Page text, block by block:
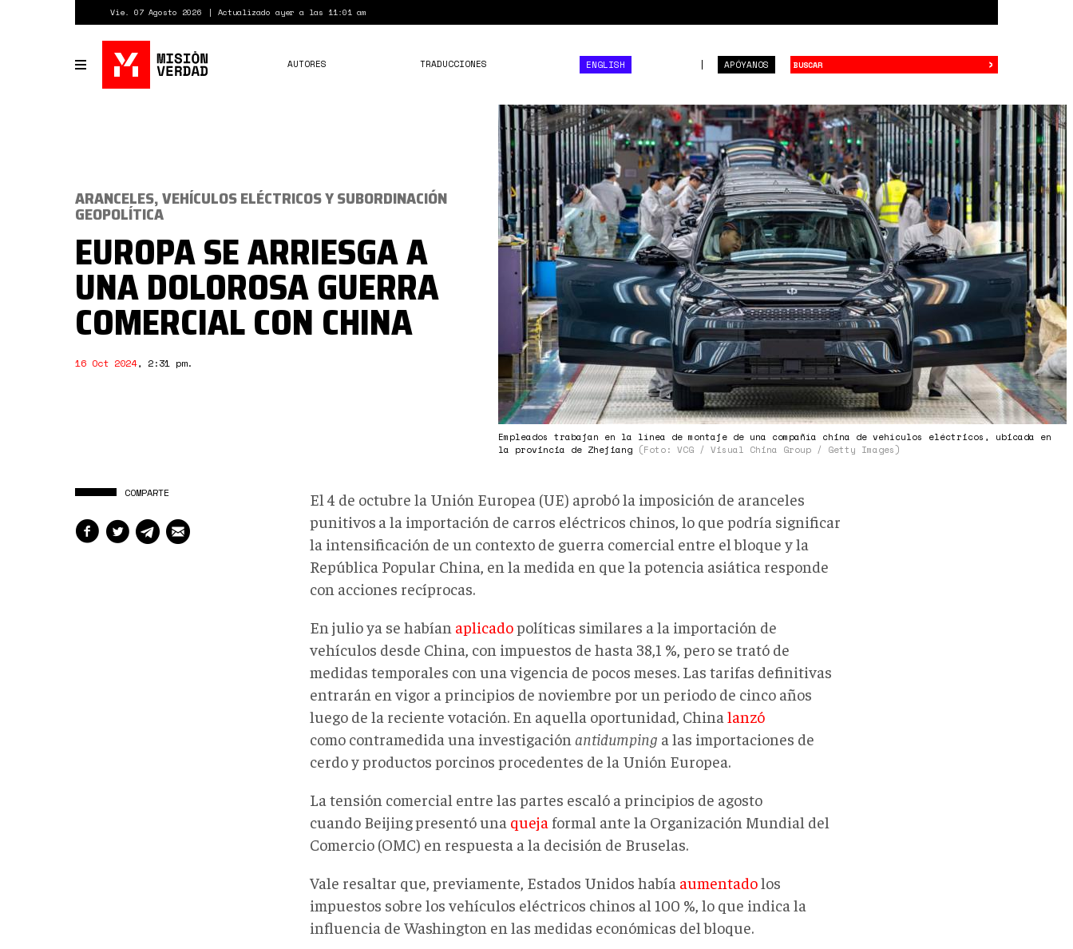
Vie. 07 Agosto 2026 Actualizado ayer a las 11:01 am
Toggle
navigation
APÓYANOS
AUTORES TRADUCCIONES ENGLISH ›
carro.jpg
Empleados trabajan en la línea de montaje de una compañía china de vehículos eléctricos, ubicada en
la provincia de Zhejiang (Foto: VCG / Visual China Group / Getty Images)
ARANCELES, VEHÍCULOS ELÉCTRICOS Y SUBORDINACIÓN
GEOPOLÍTICA
EUROPA SE ARRIESGA A
UNA DOLOROSA GUERRA
COMERCIAL CON CHINA
16 Oct 2024, 2:31 pm.
COMPARTE
El 4 de octubre la Unión Europea (UE) aprobó la imposición de aranceles
punitivos a la importación de carros eléctricos chinos, lo que podría significar
la intensificación de un contexto de guerra comercial entre el bloque y la
República Popular China, en la medida en que la potencia asiática responde
con acciones recíprocas.
En julio ya se habían aplicadopolíticas similares a la importación de
vehículos desde China, con impuestos de hasta 38,1 %, pero se trató de
medidas temporales con una vigencia de pocos meses. Las tarifas definitivas
entrarán en vigor a principios de noviembre por un periodo de cinco años
luego de la reciente votación. En aquella oportunidad, China lanzó
como contramedida una investigación antidumping a las importaciones de
cerdo y productos porcinos procedentes de la Unión Europea.
La tensión comercial entre las partes escaló a principios de agosto
cuando Beijingpresentó una queja formal ante la Organización Mundial del
Comercio (OMC) en respuesta a la decisión de Bruselas.
Vale resaltar que, previamente, Estados Unidos había aumentadolos
impuestos sobre los vehículos eléctricos chinos al 100 %, lo que indica la
influencia de Washington en las medidas económicas del bloque.